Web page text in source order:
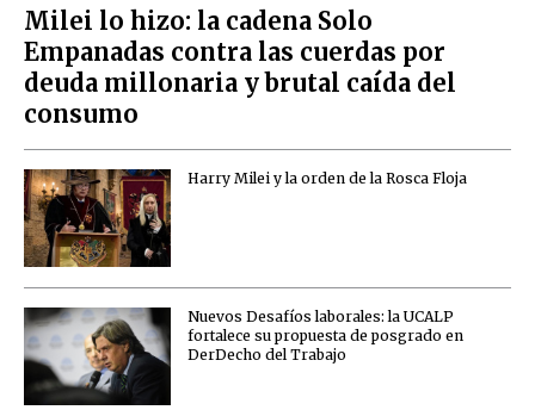
Milei lo hizo: la cadena Solo
Empanadas contra las cuerdas por
deuda millonaria y brutal caída del
consumo
Harry Milei y la orden de la Rosca Floja
Nuevos Desafíos laborales: la UCALP
fortalece su propuesta de posgrado en
DerDecho del Trabajo